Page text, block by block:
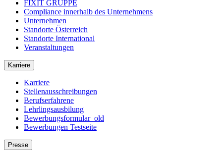
FIXIT GRUPPE
Compliance innerhalb des Unternehmens
Unternehmen
Standorte Österreich
Standorte International
Veranstaltungen
Karriere
Karriere
Stellenausschreibungen
Berufserfahrene
Lehrlingsausbilung
Bewerbungsformular_old
Bewerbungen Testseite
Presse